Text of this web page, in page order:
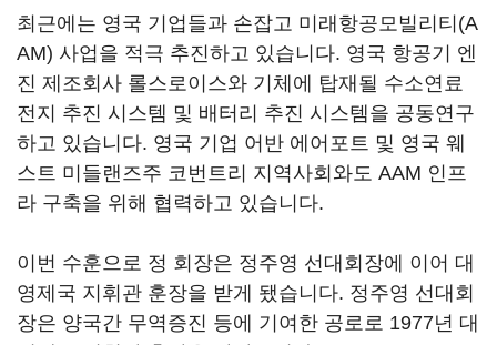
최근에는 영국 기업들과 손잡고 미래항공모빌리티(A
AM) 사업을 적극 추진하고 있습니다. 영국 항공기 엔
진 제조회사 롤스로이스와 기체에 탑재될 수소연료
전지 추진 시스템 및 배터리 추진 시스템을 공동연구
하고 있습니다. 영국 기업 어반 에어포트 및 영국 웨
스트 미들랜즈주 코번트리 지역사회와도 AAM 인프
라 구축을 위해 협력하고 있습니다.
이번 수훈으로 정 회장은 정주영 선대회장에 이어 대
영제국 지휘관 훈장을 받게 됐습니다. 정주영 선대회
장은 양국간 무역증진 등에 기여한 공로로 1977년 대